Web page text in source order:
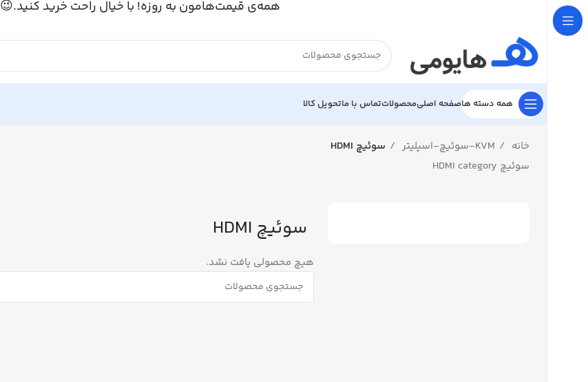
همه‌ی قیمت‌هامون به روزه! با خیال راحت خرید کنید.😉
همه دسته هاصفحه اصلیمحصولاتتماس با ماتحویل کالا
خانه KVM-سوئیچ-اسپلیتر
سوئیچ HDMI
سوئیچ HDMI category
سوئیچ HDMI
هیچ محصولی یافت نشد.